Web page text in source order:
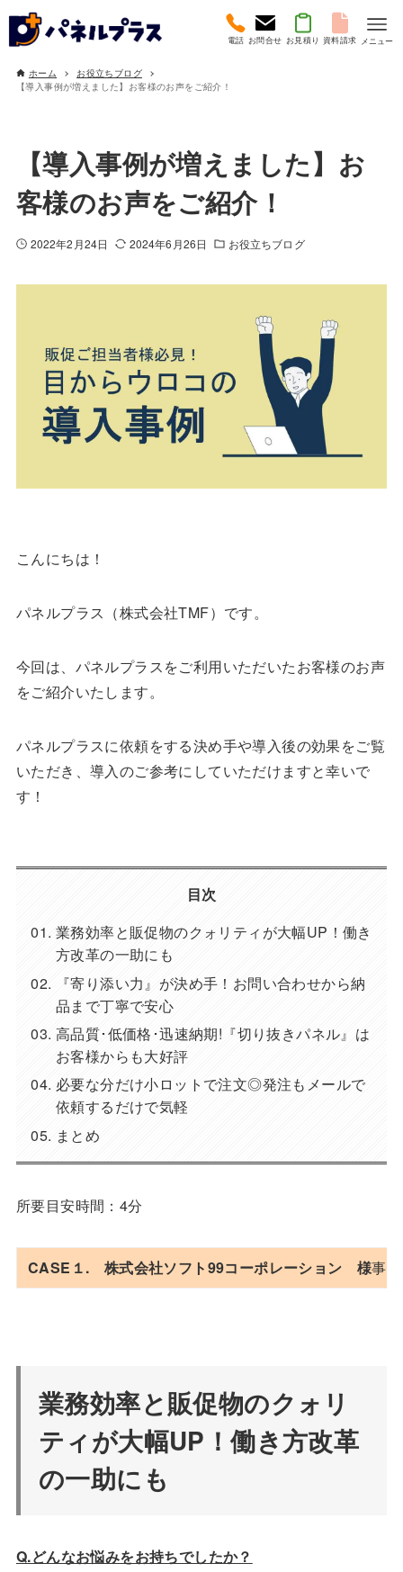
メニュー
電話 お問合せ お見積り 資料請求
ホーム
お役立ちブログ
【導入事例が増えました】お客様のお声をご紹介！
【導入事例が増えました】お
客様のお声をご紹介！
2022年2月24日 2024年6月26日 お役立ちブログ
こんにちは！
パネルプラス（株式会社TMF）です。
今回は、パネルプラスをご利用いただいたお客様のお声
をご紹介いたします。
パネルプラスに依頼をする決め手や導入後の効果をご覧
いただき、導入のご参考にしていただけますと幸いで
す！
目次
業務効率と販促物のクォリティが大幅UP！働き
方改革の一助にも
『寄り添い力』が決め手！お問い合わせから納
品まで丁寧で安心
高品質･低価格･迅速納期!『切り抜きパネル』は
お客様からも大好評
必要な分だけ小ロットで注文◎発注もメールで
依頼するだけで気軽
まとめ
所要目安時間：4分
CASE１. 株式会社ソフト99コーポレーション 様事
業務効率と販促物のクォリ
ティが大幅UP！働き方改革
の一助にも
Q.どんなお悩みをお持ちでしたか？